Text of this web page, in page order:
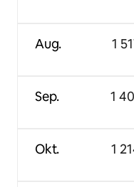
Aug.
Sep.
Okt.
1
1
1